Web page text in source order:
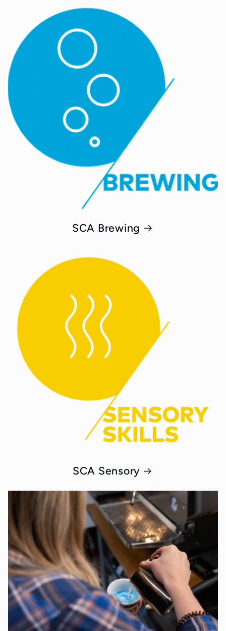
SCA Brewing
SCA Sensory